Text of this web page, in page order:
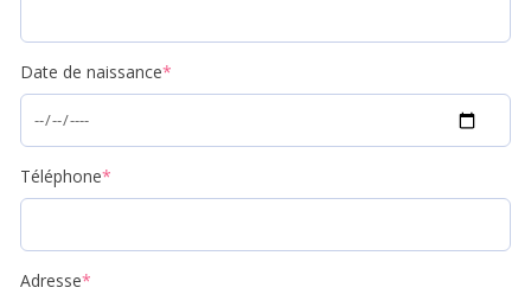
Date de naissance*
Téléphone*
Adresse*